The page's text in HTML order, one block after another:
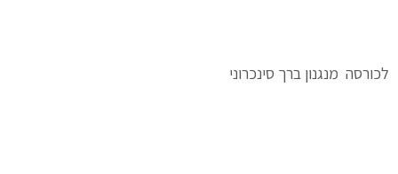
לכורסה מנגנון ברך סינכרוני